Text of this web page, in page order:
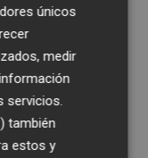
únicos
medir
servicios.
también
estos y